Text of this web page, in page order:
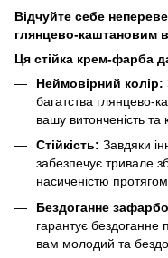
Відчуйте себе
глянцево-каштановим
Ця стійка крем-фарба
Неймовірний колір:
багатства глянцево-
вашу витонченість та
Стійкість: Завдяки
забезпечує тривале
насиченістю
Бездоганне
гарантує бездоганне
вам молодий та